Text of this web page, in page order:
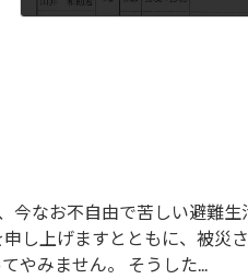
今なお不自由で苦しい避難
し上げますとともに、被災
やみません。 そうした...